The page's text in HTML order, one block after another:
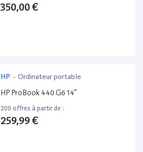
350,00 €
HP - Ordinateur portable
HP ProBook 440 G6 14”
200 offres à partir de :
259,99 €